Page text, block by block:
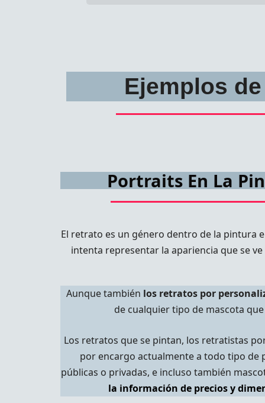
Ejemplos
Portraits En La
El retrato es un género dentro de la pintura
intenta representar la apariencia que se
Aunque también los retratos por
de cualquier tipo de mascota
Los retratos que se pintan, los retratistas
por encargo actualmente a todo tipo de
públicas o privadas, e incluso también
la información de precios y